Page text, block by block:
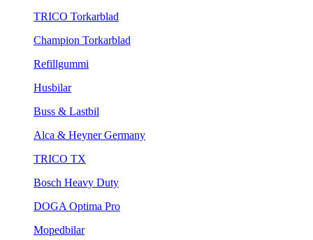
TRICO Torkarblad
Champion Torkarblad
Refillgummi
Husbilar
Buss & Lastbil
Alca & Heyner Germany
TRICO TX
Bosch Heavy Duty
DOGA Optima Pro
Mopedbilar